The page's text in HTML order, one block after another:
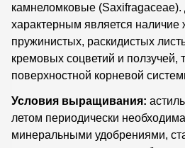
камнеломковые (Saxifragaceae).
характерным является наличие
пружинистых, раскидистых
кремовых соцветий и ползучей,
поверхностной корневой
Условия выращивания:
летом периодически
минеральными удобрениями,